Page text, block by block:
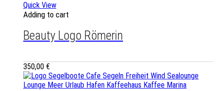
Quick View
Adding to cart
Beauty Logo Römerin
350,00 €